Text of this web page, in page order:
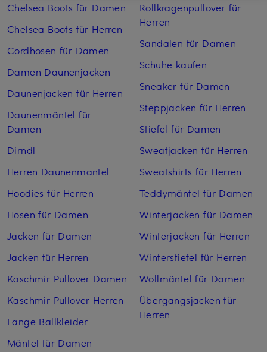
Chelsea Boots für Damen
Chelsea Boots für Herren
Cordhosen für Damen
Damen Daunenjacken
Daunenjacken für Herren
Daunenmäntel für
Damen
Dirndl
Herren Daunenmantel
Hoodies für Herren
Hosen für Damen
Jacken für Damen
Jacken für Herren
Kaschmir Pullover Damen
Kaschmir Pullover Herren
Lange Ballkleider
Mäntel für Damen
Rollkragenpullover für
Herren
Sandalen für Damen
Schuhe kaufen
Sneaker für Damen
Steppjacken für Herren
Stiefel für Damen
Sweatjacken für Herren
Sweatshirts für Herren
Teddymäntel für Damen
Winterjacken für Damen
Winterjacken für Herren
Winterstiefel für Herren
Wollmäntel für Damen
Übergangsjacken für
Herren